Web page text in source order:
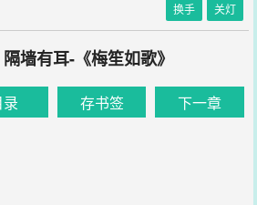
换手 关灯
墙有耳-《梅笙如歌》
录 存书签 下一章